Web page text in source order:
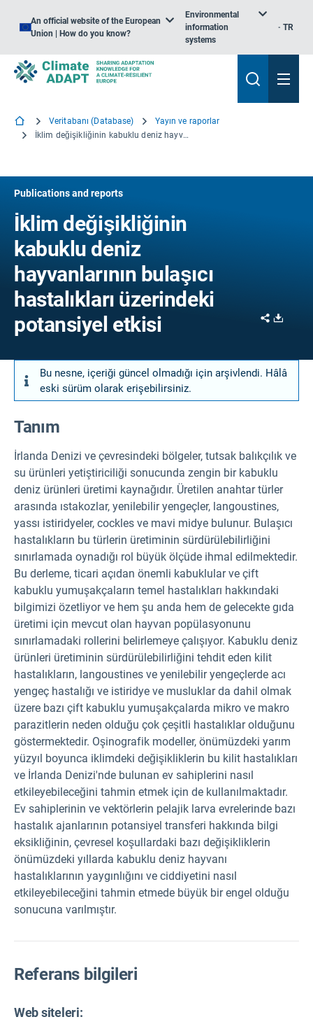
An official website of the European
Union | How do you know?
Environmental
information
systems
TR
Veritabanı (Database)
Yayın ve raporlar
İklim değişikliğinin kabuklu deniz hayvanlarının bulaşıcı hastalıkları üzerindeki potansiyel etkisi
Publications and reports
İklim değişikliğinin
kabuklu deniz
hayvanlarının bulaşıcı
hastalıkları üzerindeki
potansiyel etkisi
Share
Bu nesne, içeriği güncel olmadığı için arşivlendi. Hâlâ
eski sürüm olarak erişebilirsiniz.
Tanım
İrlanda Denizi ve çevresindeki bölgeler, tutsak balıkçılık ve
su ürünleri yetiştiriciliği sonucunda zengin bir kabuklu
deniz ürünleri üretimi kaynağıdır. Üretilen anahtar türler
arasında ıstakozlar, yenilebilir yengeçler, langoustines,
yassı istiridyeler, cockles ve mavi midye bulunur. Bulaşıcı
hastalıkların bu türlerin üretiminin sürdürülebilirliğini
sınırlamada oynadığı rol büyük ölçüde ihmal edilmektedir.
Bu derleme, ticari açıdan önemli kabuklular ve çift
kabuklu yumuşakçaların temel hastalıkları hakkındaki
bilgimizi özetliyor ve hem şu anda hem de gelecekte gıda
üretimi için mevcut olan hayvan popülasyonunu
sınırlamadaki rollerini belirlemeye çalışıyor. Kabuklu deniz
ürünleri üretiminin sürdürülebilirliğini tehdit eden kilit
hastalıkların, langoustines ve yenilebilir yengeçlerde acı
yengeç hastalığı ve istiridye ve musluklar da dahil olmak
üzere bazı çift kabuklu yumuşakçalarda mikro ve makro
parazitlerin neden olduğu çok çeşitli hastalıklar olduğunu
göstermektedir. Oşinografik modeller, önümüzdeki yarım
yüzyıl boyunca iklimdeki değişikliklerin bu kilit hastalıkları
ve İrlanda Denizi'nde bulunan ev sahiplerini nasıl
etkileyebileceğini tahmin etmek için de kullanılmaktadır.
Ev sahiplerinin ve vektörlerin pelajik larva evrelerinde bazı
hastalık ajanlarının potansiyel transferi hakkında bilgi
eksikliğinin, çevresel koşullardaki bazı değişikliklerin
önümüzdeki yıllarda kabuklu deniz hayvanı
hastalıklarının yaygınlığını ve ciddiyetini nasıl
etkileyebileceğini tahmin etmede büyük bir engel olduğu
sonucuna varılmıştır.
Referans bilgileri
Web siteleri: